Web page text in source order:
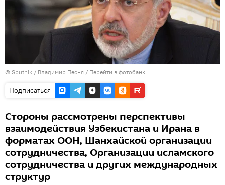
© Sputnik / Владимир Песня / Перейти в фотобанк
Подписаться
Стороны рассмотрены перспективы
взаимодействия Узбекистана и Ирана в
форматах ООН, Шанхайской организации
сотрудничества, Организации исламского
сотрудничества и других международных
структур